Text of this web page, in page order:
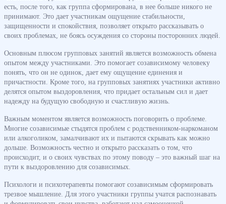
есть, после того, как группа сформирована, в нее больше никого не
принимают. Это дает участникам ощущение стабильности,
защищенности и спокойствия, позволяет открыто рассказывать о
своих проблемах, не боясь осуждения со стороны посторонних людей.
Основным плюсом групповых занятий является возможность обмена
опытом между участниками. Это помогает созависимому человеку
понять, что он не одинок, дает ему ощущение единения и
причастности. Кроме того, на групповых занятиях участники активно
делятся опытом выздоровления, что придает остальным сил и дает
надежду на будущую свободную и счастливую жизнь.
Важным моментом является возможность поговорить о проблеме.
Многие созависимые стыдятся проблем с родственником-наркоманом
или алкоголиком, замалчивают их и пытаются скрывать как можно
дольше. Возможность честно и открыто рассказать о том, что
происходит, и о своих чувствах по этому поводу – это важный шаг на
пути к выздоровлению для созависимых.
Психологи и психотерапевты помогают созависимым сформировать
трезвое мышление. Для этого участники группы учатся распознавать